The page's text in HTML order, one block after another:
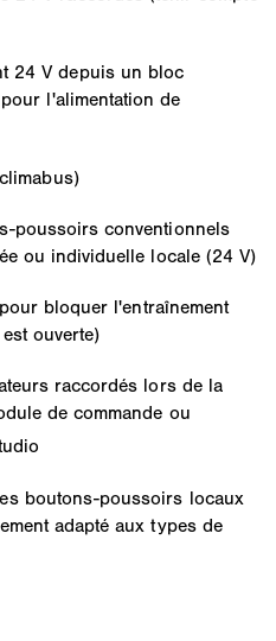
24 V depuis un bloc
l'alimentation de
poussoirs conventionnels
ou individuelle locale (24 V)
bloquer l'entraînement
ouverte)
raccordés lors de la
de commande ou
boutons-poussoirs locaux
adapté aux types de